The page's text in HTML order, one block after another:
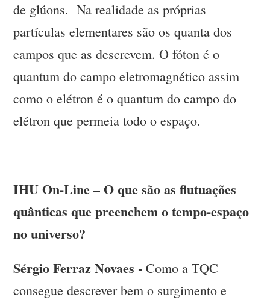
de glúons. Na realidade as próprias
partículas elementares são os quanta dos
campos que as descrevem. O fóton é o
quantum do campo eletromagnético assim
como o elétron é o quantum do campo do
elétron que permeia todo o espaço.
IHU On-Line – O que são as flutuações
quânticas que preenchem o tempo-espaço
no universo?
Sérgio Ferraz Novaes - Como a TQC
consegue descrever bem o surgimento e